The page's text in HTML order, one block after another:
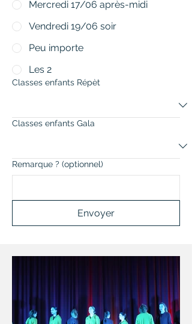
Mercredi 17/06 après-midi
Vendredi 19/06 soir
Peu importe
Les 2
Classes enfants Répèt
Classes enfants Gala
Remarque ? (optionnel)
Envoyer